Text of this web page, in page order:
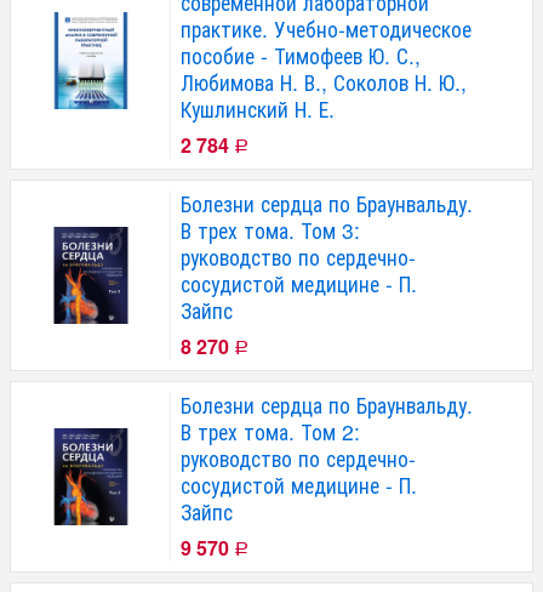
практике. Учебно-методическое
пособие - Тимофеев Ю. С.,
Любимова Н. В., Соколов Н. Ю.,
Кушлинский Н. Е.
2 784 Р
Болезни сердца по Браунвальду.
В трех тома. Том 3:
руководство по сердечно-
сосудистой медицине - П.
Зайпс
8 270 Р
Болезни сердца по Браунвальду.
В трех тома. Том 2:
руководство по сердечно-
сосудистой медицине - П.
Зайпс
9 570 Р